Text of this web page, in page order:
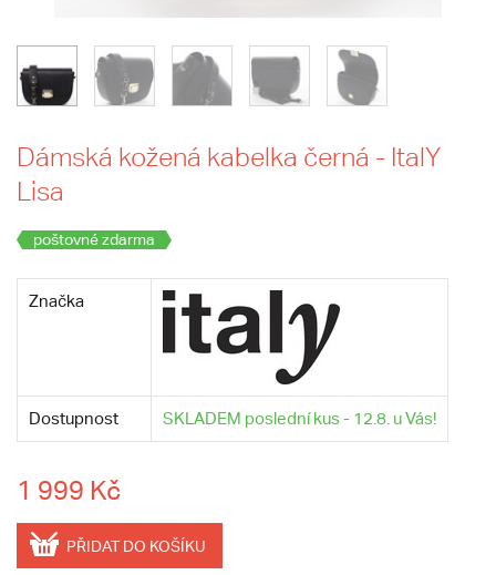
Dámská kožená kabelka černá - ItalY
Lisa
poštovné zdarma
Značka
Dostupnost SKLADEM poslední kus - 12.8. u Vás!
1 999 Kč
PŘIDAT DO KOŠÍKU